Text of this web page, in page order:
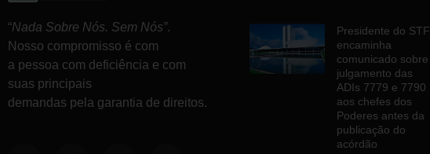
“Nada Sobre Nós. Sem Nós”.
Nosso compromisso é com
a pessoa com deficiência e com
suas principais
demandas pela garantia de direitos.
Presidente do STF
encaminha
comunicado sobre
julgamento das
ADIs 7779 e 7790
aos chefes dos
Poderes antes da
publicação do
acórdão